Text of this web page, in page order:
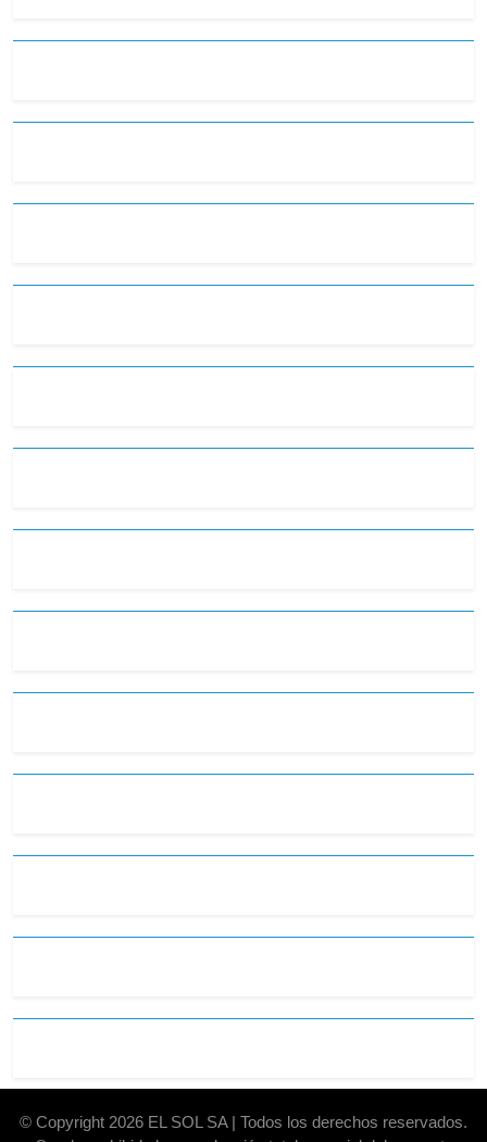
© Copyright 2026 EL SOL SA | Todos los derechos reservados.